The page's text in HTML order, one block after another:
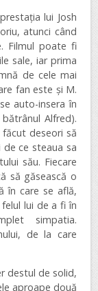
lui Josh
atunci când
Filmul poate fi
sale, iar prima
de cele mai
fan este și M.
auto-insera în
Alfred).
făcut deseori să
ce steaua sa
său. Fiecare
să găsească o
în care se află,
lui de a fi în
simpatia.
de la care
destul de solid,
aproape două